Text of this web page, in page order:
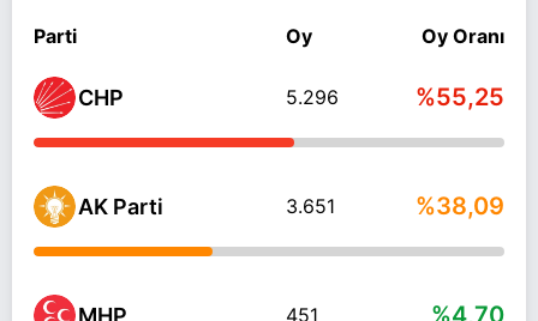
Parti Oy Oy Oranı
CHP 5.296 %55,25
AK Parti 3.651 %38,09
MHP 451 %4,70